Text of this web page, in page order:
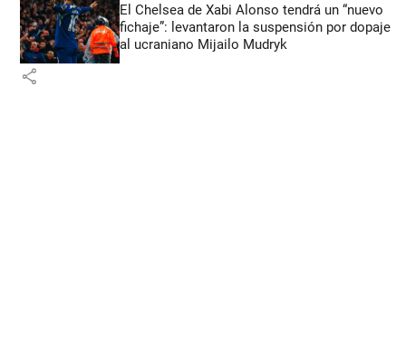
El Chelsea de Xabi Alonso tendrá un “nuevo
fichaje”: levantaron la suspensión por dopaje
al ucraniano Mijailo Mudryk
share